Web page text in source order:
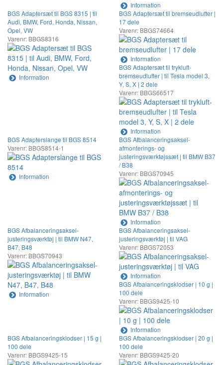
Information
BGS Adaptersæt til BGS 8315 | til
Audi, BMW, Ford, Honda, Nissan,
Opel, VW
Varenr: BBGS8316
Information
BGS Adaptersæt til bremseudlufter |
17 dele
Varenr: BBGS74664
Information
BGS Adaptersæt til trykluft-
bremseudlufter | til Tesla model 3,
Y, S, X | 2 dele
Varenr: BBGS66517
Information
BGS Adapterslange til BGS 8514
Varenr: BBGS8514-1
Information
BGS Afbalanceringsaksel-
afmonterings- og
justeringsværktøjssæt | til BMW B37
/ B38
Varenr: BBGS70945
Information
BGS Afbalanceringsaksel-
justeringsværktøj | til BMW N47,
B47, B48
Varenr: BBGS70943
Information
BGS Afbalanceringsaksel-
justeringsværktøj | til VAG
Varenr: BBGS72053
Information
BGS Afbalanceringsklodser | 10 g |
100 dele
Varenr: BBGS9425-10
Information
BGS Afbalanceringsklodser | 15 g |
100 dele
Varenr: BBGS9425-15
BGS Afbalanceringsklodser | 20 g |
100 dele
Varenr: BBGS9425-20